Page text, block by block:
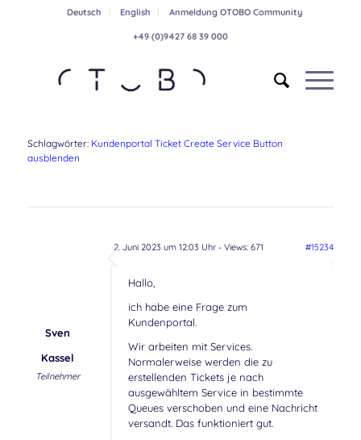
Deutsch English Anmeldung OTOBO Community
+49 (0)9427 68 39 000
Schlagwörter: Kundenportal Ticket Create Service Button
ausblenden
2. Juni 2023 um 12:03 Uhr- Views: 671 #15234
Sven
Kassel
Teilnehmer
Hallo,
ich habe eine Frage zum
Kundenportal.
Wir arbeiten mit Services.
Normalerweise werden die zu
erstellenden Tickets je nach
ausgewähltem Service in bestimmte
Queues verschoben und eine Nachricht
versandt. Das funktioniert gut.